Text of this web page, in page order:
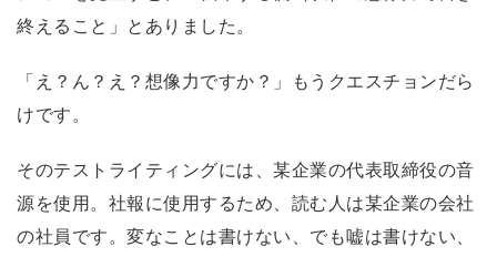
終えること」とありました。
「え？ん？え？想像力ですか？」もうクエスチョンだら
けです。
そのテストライティングには、某企業の代表取締役の音
源を使用。社報に使用するため、読む人は某企業の会社
の社員です。変なことは書けない、でも嘘は書けない、